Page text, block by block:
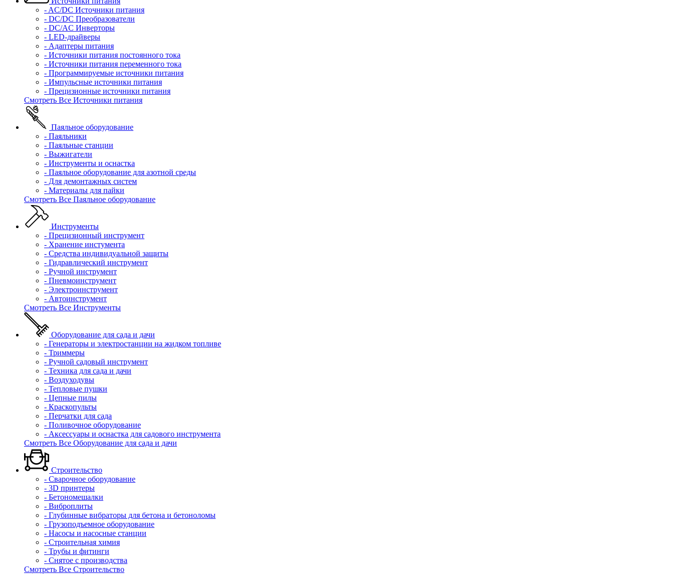
- AC/DC Источники питания
- DC/DC Преобразователи
- DC/AC Инверторы
- LED-драйверы
- Адаптеры питания
- Источники питания постоянного тока
- Источники питания переменного тока
- Программируемые источники питания
- Импульсные источники питания
- Прецизионные источники питания
Смотреть Все Источники питания
Паяльное оборудование
- Паяльники
- Паяльные станции
- Выжигатели
- Инструменты и оснастка
- Паяльное оборудование для азотной среды
- Для демонтажных систем
- Материалы для пайки
Смотреть Все Паяльное оборудование
Инструменты
- Прецизионный инструмент
- Хранение инстумента
- Средства индивидуальной защиты
- Гидравлический инструмент
- Ручной инструмент
- Пневмоинструмент
- Электроинструмент
- Автоинструмент
Смотреть Все Инструменты
Оборудование для сада и дачи
- Генераторы и электростанции на жидком топливе
- Триммеры
- Ручной садовый инструмент
- Техника для сада и дачи
- Воздуходувы
- Тепловые пушки
- Цепные пилы
- Краскопульты
- Перчатки для сада
- Поливочное оборудование
- Аксессуары и оснастка для садового инструмента
Смотреть Все Оборудование для сада и дачи
Строительство
- Сварочное оборудование
- 3D принтеры
- Бетономешалки
- Виброплиты
- Глубинные вибраторы для бетона и бетоноломы
- Грузоподъемное оборудование
- Насосы и насосные станции
- Строительная химия
- Трубы и фитинги
- Снятое с производства
Смотреть Все Строительство